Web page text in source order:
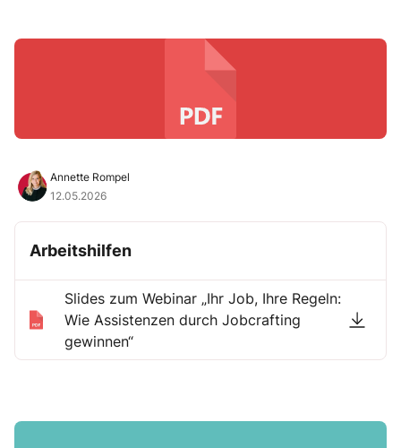
Annette Rompel
12.05.2026
Arbeitshilfen
Slides zum Webinar „Ihr Job, Ihre Regeln:
Wie Assistenzen durch Jobcrafting
gewinnen“